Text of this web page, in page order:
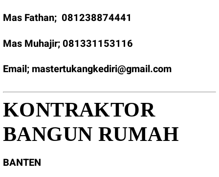
Mas Fathan; 081238874441
Mas Muhajir; 081331153116
Email; mastertukangkediri@gmail.com
KONTRAKTOR
BANGUN RUMAH
BANTEN